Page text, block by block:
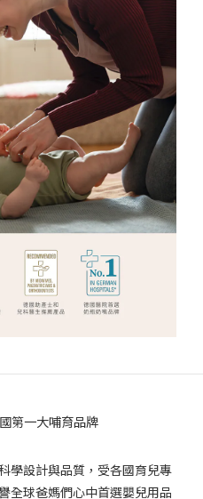
第一大哺育品牌
學設計與品質，受各國育兒專
全球爸媽們心中首選嬰兒用品